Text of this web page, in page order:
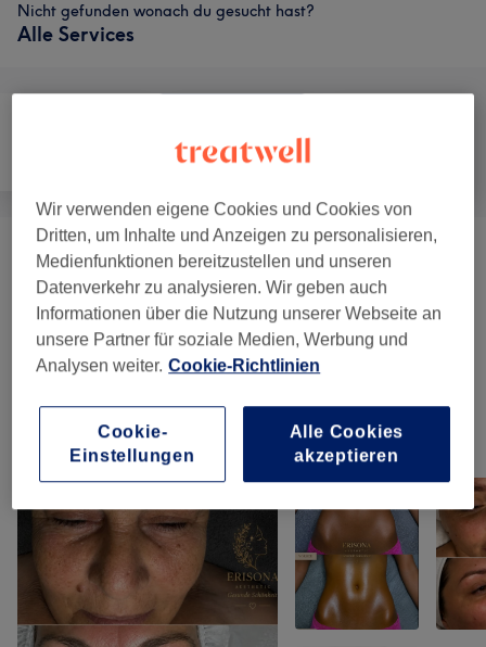
Nicht gefunden wonach du gesucht hast?
Alle Services
Massage
💆‍♀️ Brasilianische Lymphdrainage - Top
Behandlung (5)
ab 79 €
💆Enstspannende Massagen (Nur Für
Frauen) (3)
Unsere Arbeit
Bild anklicken für weitere Details
Wir verwenden eigene Cookies und Cookies von
Dritten, um Inhalte und Anzeigen zu personalisieren,
Medienfunktionen bereitzustellen und unseren
Datenverkehr zu analysieren. Wir geben auch
Informationen über die Nutzung unserer Webseite an
unsere Partner für soziale Medien, Werbung und
Analysen weiter. Cookie-Richtlinien
Cookie-
Einstellungen
Alle Cookies
akzeptieren